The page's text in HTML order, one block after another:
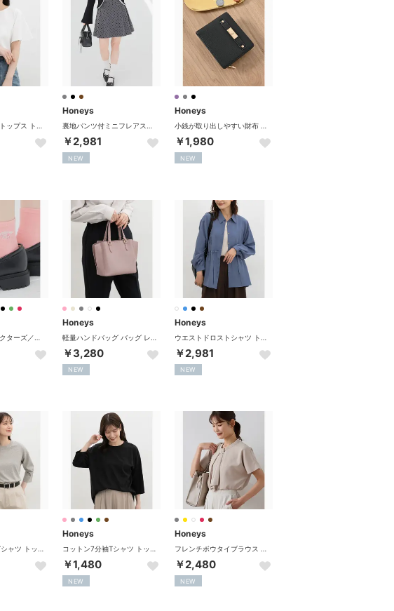
Honeys
￥2,981
NEW
Honeys
￥1,980
NEW
Honeys
￥3,280
NEW
Honeys
￥2,981
NEW
Honeys
￥1,480
NEW
Honeys
￥2,480
NEW